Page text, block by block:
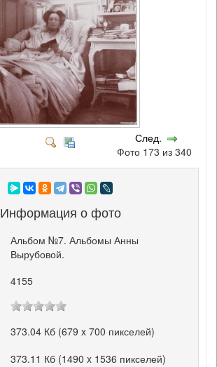
След.
Фото 173 из 340
Информация о фото
Альбом №7. Альбомы Анны
Вырубовой.
4155
373.04 Кб (679 x 700 пикселей)
373.11 Кб (1490 x 1536 пикселей)